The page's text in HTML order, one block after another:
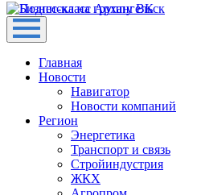
Главная
Новости
Навигатор
Новости компаний
Регион
Энергетика
Транспорт и связь
Стройиндустрия
ЖКХ